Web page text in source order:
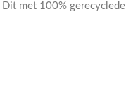
met 100% gerecyclede